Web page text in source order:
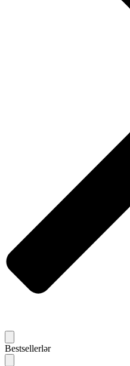
Bestsellerlər